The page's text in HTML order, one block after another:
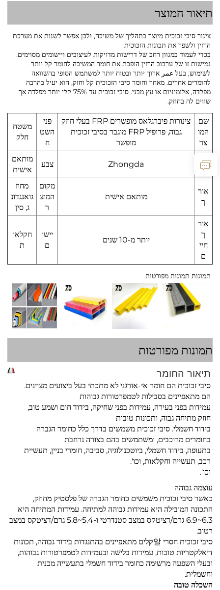
תיאור המוצר
צינור סיבי זכוכית מיוצר בתהליך של משיכה, ולכן אפשר לשנות את מערכת
הרזין ולשפר את תכונות הזכוכית
בכדי לעמוד במגוון רחב של דרישות מדויקות לעיצובים ויישומים מסוימים.
גמישות זו של ערבוב הרזין הופכת את חומר המשיכה לחומר קל יותר
לשימוש, בעל عمر ארוך יותר ובטוח יותר למשתמש הסופי בהשוואה
לחומרים אחרים. מאחר וחומר סיבי הזכוכית קל וחזק, הוא יעיל בהרבה
מפלדה, אלומיניום או עץ מבני. סיבי זכוכית עד 75% קלי יותר מפלדה אך
שווים לה בחוזק.
שם
המו
צר
צינורות פיברגלאס מופשרים FRP בעלי חוזק
גבוה, פרופיל FRP מוגבר בסיבי זכוכית
מופשר
פני
השט
ח
משטח
חלק
מות
ג
Zhongda צבע
מותאם
אישית
אור
ך
מותאם אישית
מקום
המוצ
ר
מחוז
גואנגדונ
ג, סין
אור
ך
חיי
ם
יותר מ-10 שנים
יישו
ם
חקלאו
ת
תמונות תמונות מפורטות
תמונות מפורטות
תיאור החומר
סיבי זכוכית הם חומר אי-אורגני לא מתכתי בעל ביצועים מצוינים.
הם מתאפיינים בסבילות לטמפרטורות גבוהות
עמידות בפני בעירה, עמידות בפני שחיקה, בידוד חום ושמע טוב,
חוזק מתיחה גבוה, ותכונות טובות
בידוד חשמלי. סיבי זכוכית משמשים בדרך כלל כחומר הגברה
בחומרים מרוכבים, ומשתמשים בהם בצורה נרחבת
בתעופה, בידוד חשמלי, ביוטכנולוגיה, סביבה, חומרי בניין, תעשיית
רכב, תעשייה וחקלאות, וכו'.
וכו'.
עוצמה גבוהה
כאשר סיבי זכוכית משמשים כחומר הגברה של פלסטיק מחוזק,
התכונה המובילה היא עמידות גבוהה למתיחה. עמידות המתיחה היא
6.3~6.9 גרם/דציטקס במצב סטנדרטי ו-5.4~5.8 גרם/דציטקס במצב
רטוב.
סיבי זכוכית חסרי 알קלים מתאפיינים בהתנגדות בידוד גבוהה, תכונות
דיאלקטריות טובות, עמידות בלישה ובעמידות לטמפרטורות גבוהות,
ובעלי השפעה מרשימה כחומר בידוד חשמלי בתעשייה מכנית
וחשמלית.
השכלה טובה